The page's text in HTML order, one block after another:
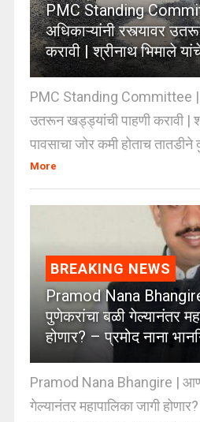
PMC Standing
अधिकाऱ्यांनी रस्त्यावर
करावी | श्रीनाथ भिमाले
PMC Standing Committee |
उतरून खड्ड्यांची पाहणी करावी |
पावसाचा जोर कमी होताच
More
BREAKING NEWS
Pramod Nana
पुणेकरांचा बळी गेल्यानंतर
होणार? – प्रमोद नाना
Pramod Nana Bhangire |
गेल्यानंतर महापालिका जागी